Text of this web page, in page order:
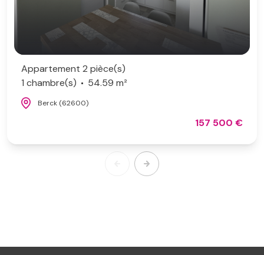
Appartement 2 pièce(s)
1 chambre(s)
54.59 m²
Berck (62600)
157 500 €